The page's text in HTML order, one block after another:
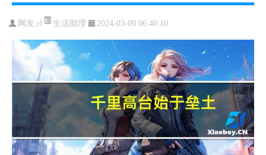
网友:rl 生活助理 2024-03-09 06:40:10